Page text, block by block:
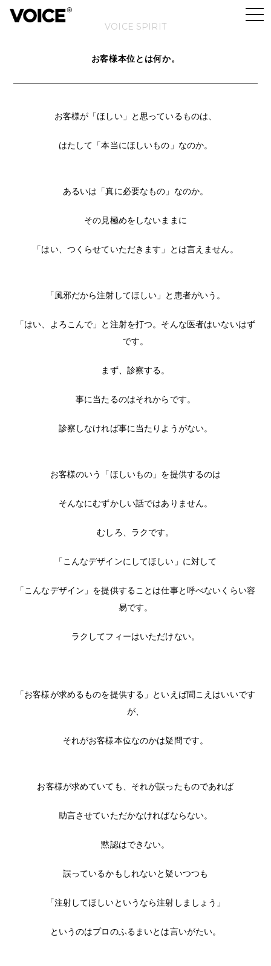
VOICE SPIRIT
お客様本位とは何か。
お客様が「ほしい」と思っているものは、
はたして「本当にほしいもの」なのか。
あるいは「真に必要なもの」なのか。
その見極めをしないままに
「はい、つくらせていただきます」とは言えません。
「風邪だから注射してほしい」と患者がいう。
「はい、よろこんで」と注射を打つ。そんな医者はいないはず
です。
まず、診察する。
事に当たるのはそれからです。
診察しなければ事に当たりようがない。
お客様のいう「ほしいもの」を提供するのは
そんなにむずかしい話ではありません。
むしろ、ラクです。
「こんなデザインにしてほしい」に対して
「こんなデザイン」を提供することは仕事と呼べないくらい容
易です。
ラクしてフィーはいただけない。
「お客様が求めるものを提供する」といえば聞こえはいいです
が、
それがお客様本位なのかは疑問です。
お客様が求めていても、それが誤ったものであれば
助言させていただかなければならない。
黙認はできない。
誤っているかもしれないと疑いつつも
「注射してほしいというなら注射しましょう」
というのはプロのふるまいとは言いがたい。